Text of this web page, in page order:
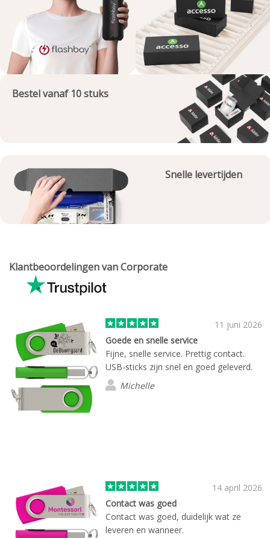
Bestel vanaf 10 stuks
Snelle levertijden
Klantbeoordelingen van Corporate
11 juni 2026
Goede en snelle service
Fijne, snelle service. Prettig contact.
USB-sticks zijn snel en goed geleverd.
Michelle
14 april 2026
Contact was goed
Contact was goed, duidelijk wat ze
leveren en wanneer.